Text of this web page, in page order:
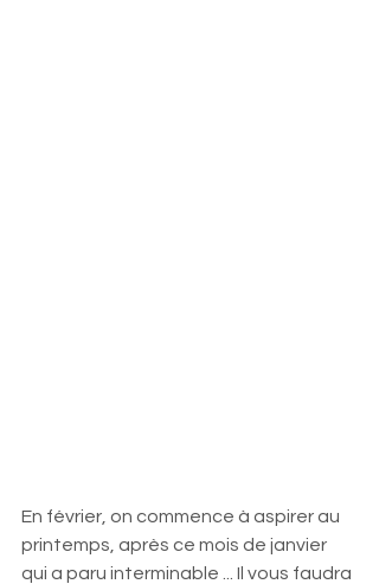
En février, on commence à aspirer au
printemps, après ce mois de janvier
qui a paru interminable ... Il vous faudra